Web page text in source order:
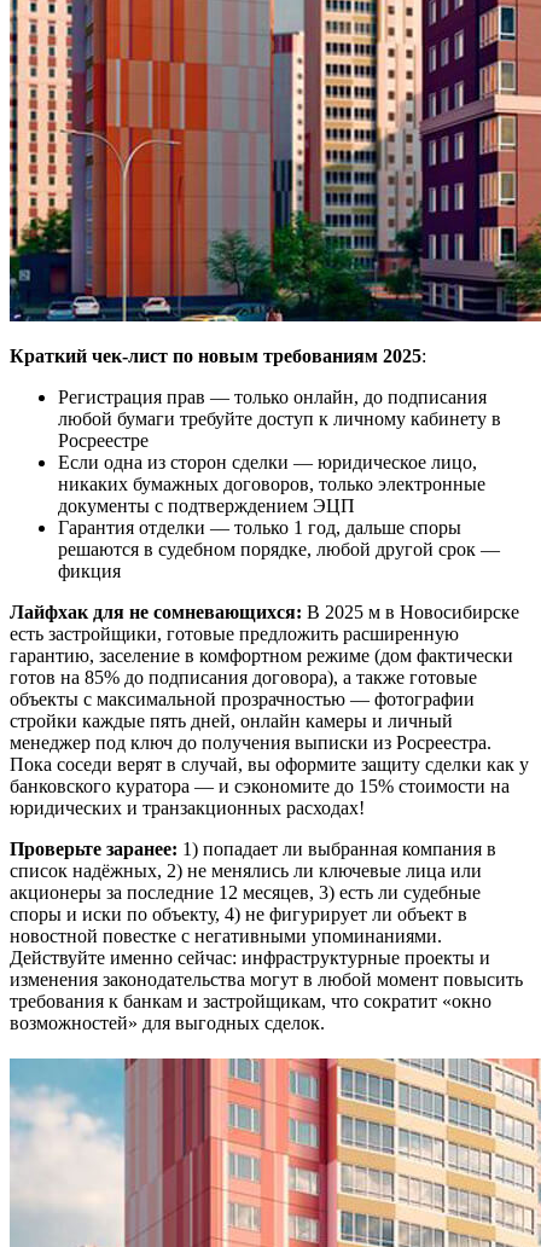
Краткий чек-лист по новым требованиям 2025:
Регистрация прав — только онлайн, до подписания
любой бумаги требуйте доступ к личному кабинету в
Росреестре
Если одна из сторон сделки — юридическое лицо,
никаких бумажных договоров, только электронные
документы с подтверждением ЭЦП
Гарантия отделки — только 1 год, дальше споры
решаются в судебном порядке, любой другой срок —
фикция
Лайфхак для не сомневающихся: В 2025 м в Новосибирске
есть застройщики, готовые предложить расширенную
гарантию, заселение в комфортном режиме (дом фактически
готов на 85% до подписания договора), а также готовые
объекты с максимальной прозрачностью — фотографии
стройки каждые пять дней, онлайн камеры и личный
менеджер под ключ до получения выписки из Росреестра.
Пока соседи верят в случай, вы оформите защиту сделки как у
банковского куратора — и сэкономите до 15% стоимости на
юридических и транзакционных расходах!
Проверьте заранее: 1) попадает ли выбранная компания в
список надёжных, 2) не менялись ли ключевые лица или
акционеры за последние 12 месяцев, 3) есть ли судебные
споры и иски по объекту, 4) не фигурирует ли объект в
новостной повестке с негативными упоминаниями.
Действуйте именно сейчас: инфраструктурные проекты и
изменения законодательства могут в любой момент повысить
требования к банкам и застройщикам, что сократит «окно
возможностей» для выгодных сделок.